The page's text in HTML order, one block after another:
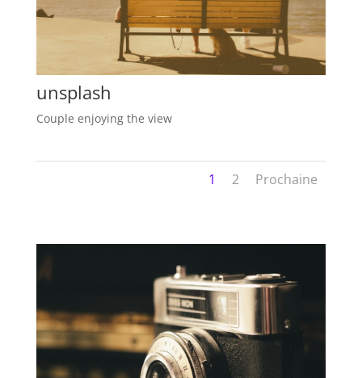
unsplash
Couple enjoying the view
1 2 Prochaine